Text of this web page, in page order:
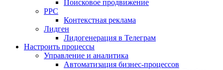
Поисковое продвижение
PPC
Контекстная реклама
Лидген
Лидогенерация в Телеграм
Настроить процессы
Управление и аналитика
Автоматизация бизнес-процессов